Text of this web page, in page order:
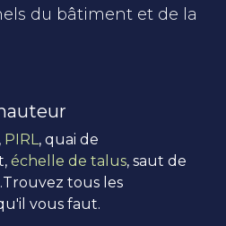
du bâtiment et de la
, PIRL, quai de
échelle de talus, saut de
tous les
vous faut.